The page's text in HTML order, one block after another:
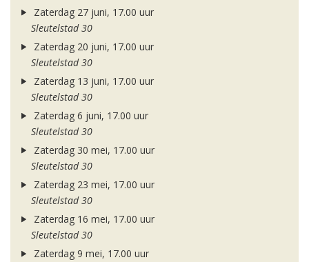
Zaterdag 27 juni, 17.00 uur
Sleutelstad 30
Zaterdag 20 juni, 17.00 uur
Sleutelstad 30
Zaterdag 13 juni, 17.00 uur
Sleutelstad 30
Zaterdag 6 juni, 17.00 uur
Sleutelstad 30
Zaterdag 30 mei, 17.00 uur
Sleutelstad 30
Zaterdag 23 mei, 17.00 uur
Sleutelstad 30
Zaterdag 16 mei, 17.00 uur
Sleutelstad 30
Zaterdag 9 mei, 17.00 uur